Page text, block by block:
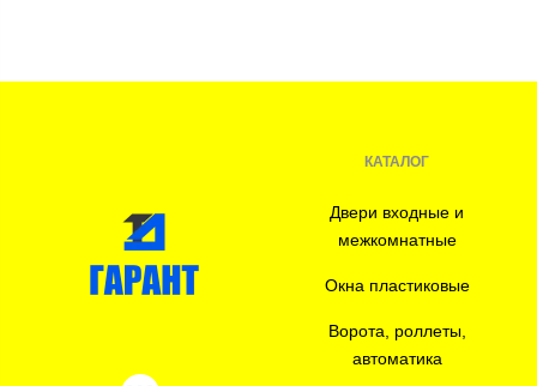
КАТАЛОГ
Двери входные и
межкомнатные
Окна пластиковые
Ворота, роллеты,
автоматика